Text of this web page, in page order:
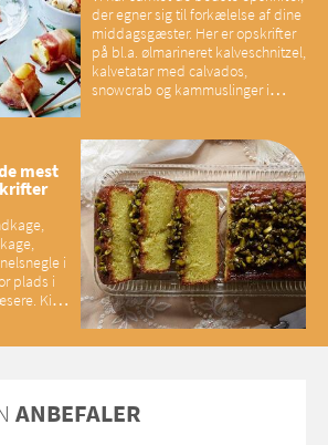
der egner sig til forkælelse af dine
middagsgæster. Her er opskrifter
på bl.a. ølmarineret kalveschnitzel,
kalvetatar med calvados,
snowcrab og kammuslinger i
mest
i
plads i
Kig
ANBEFALER